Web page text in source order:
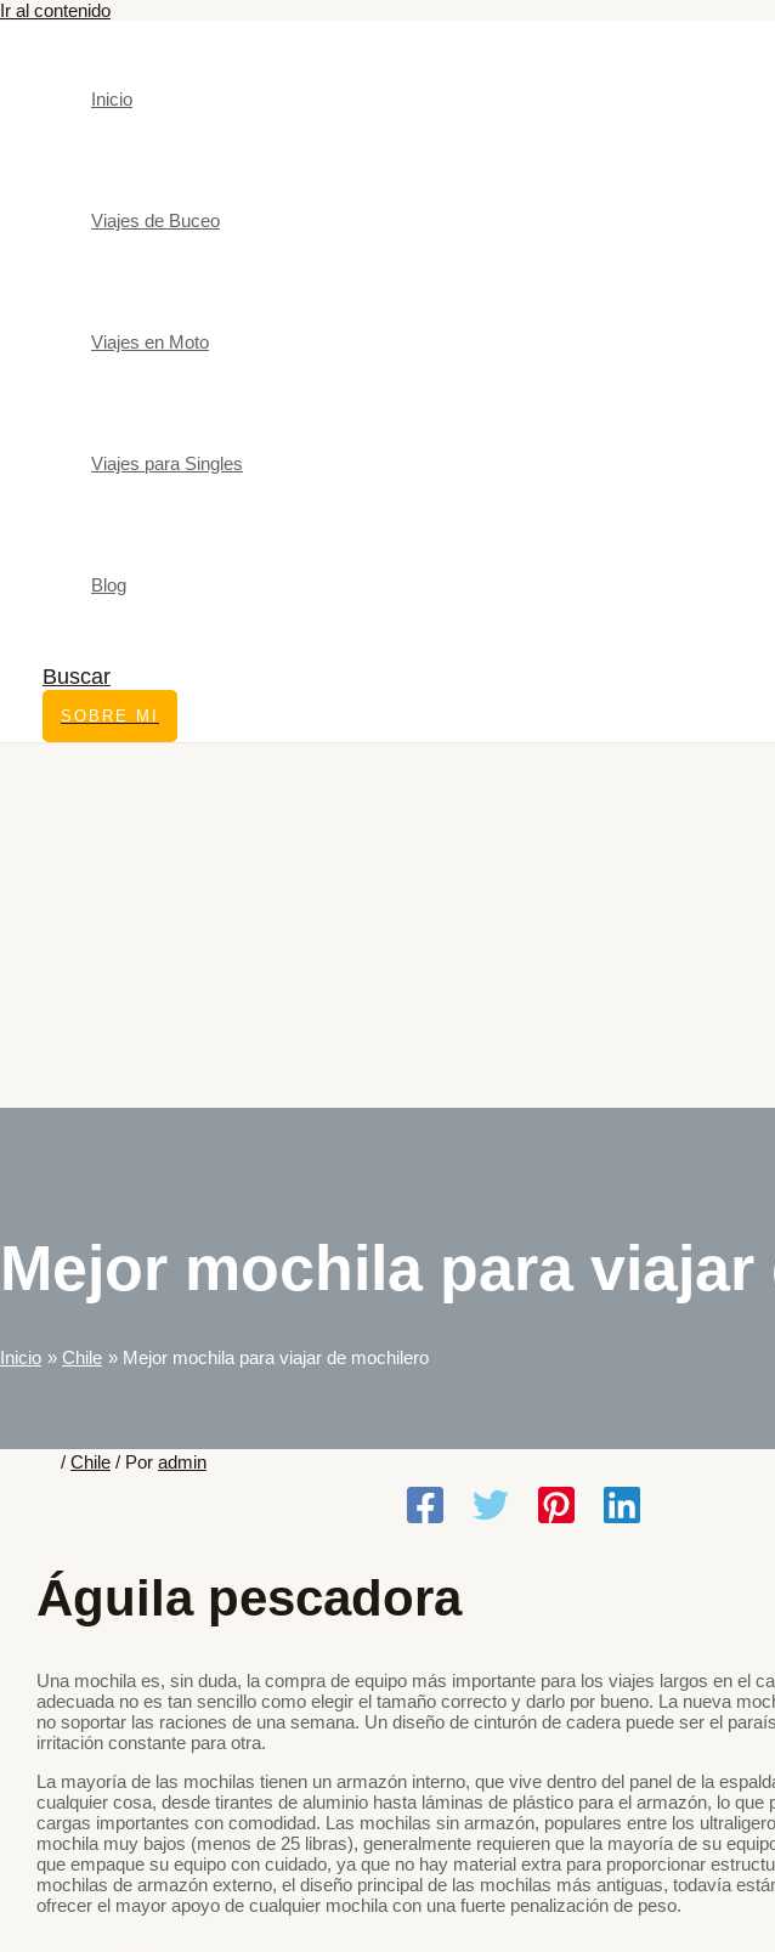
Ir al contenido
Inicio
Viajes de Buceo
Viajes en Moto
Viajes para Singles
Blog
Buscar
SOBRE MI
Mejor mochila para
Inicio Chile Mejor mochila para viajar de mochilero
/ Chile / Por admin
Águila pescadora
Una mochila es, sin duda, la compra de equipo más importante para los viajes largos en el
adecuada no es tan sencillo como elegir el tamaño correcto y darlo por bueno. La nueva
no soportar las raciones de una semana. Un diseño de cinturón de cadera puede ser el
irritación constante para otra.
La mayoría de las mochilas tienen un armazón interno, que vive dentro del panel de la
cualquier cosa, desde tirantes de aluminio hasta láminas de plástico para el armazón, lo que
cargas importantes con comodidad. Las mochilas sin armazón, populares entre los
mochila muy bajos (menos de 25 libras), generalmente requieren que la mayoría de su
que empaque su equipo con cuidado, ya que no hay material extra para proporcionar
mochilas de armazón externo, el diseño principal de las mochilas más antiguas, todavía
ofrecer el mayor apoyo de cualquier mochila con una fuerte penalización de peso.